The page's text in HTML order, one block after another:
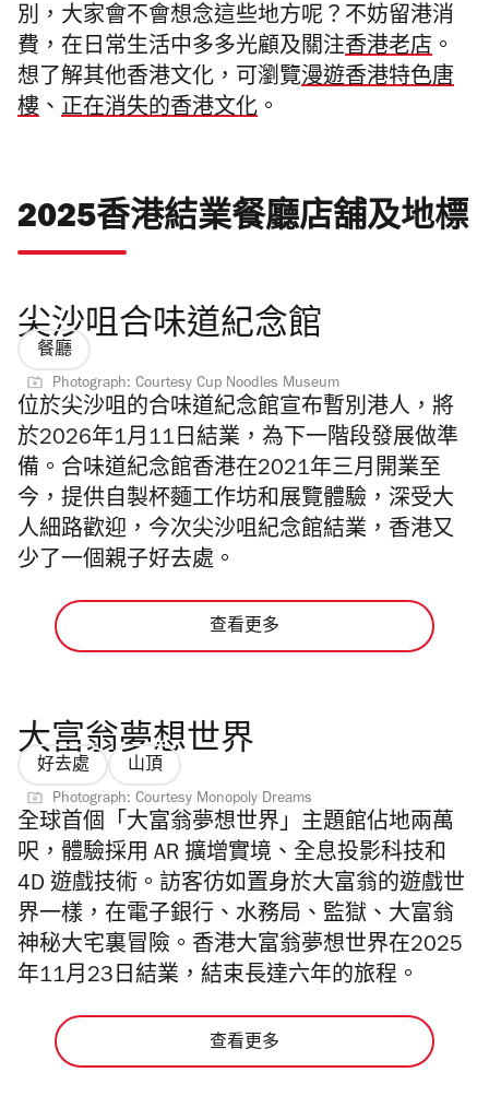
別，大家會不會想念這些地方呢？ 不妨留港消
費，在日常生活中多多光顧及關注香港老店 。
想了解其他香港文化，可瀏覽漫遊香港特色唐
樓 、 正在消失的香港文化 。
2025香港結業餐廳店舖及地標
尖沙咀合味道紀念館
餐廳
Photograph: Courtesy Cup Noodles Museum
位於尖沙咀的合味道紀念館宣布暫別港人，將
於2026年1月11日結業，為下一階段發展做準
備。合味道紀念館香港在2021年三月開業至
今，提供自製杯麵工作坊和展覽體驗，深受大
人細路歡迎，今次尖沙咀紀念館結業，香港又
少了一個親子好去處。
查看更多
大富翁夢想世界
好去處 山頂
Photograph: Courtesy Monopoly Dreams
全球首個「大富翁夢想世界」主題館佔地兩萬
呎，體驗採用 AR 擴增實境、全息投影科技和
4D 遊戲技術。訪客彷如置身於大富翁的遊戲世
界一樣，在電子銀行、水務局、監獄、大富翁
神秘大宅裏冒險。香港大富翁夢想世界在2025
年11月23日結業，結束長達六年的旅程。
查看更多